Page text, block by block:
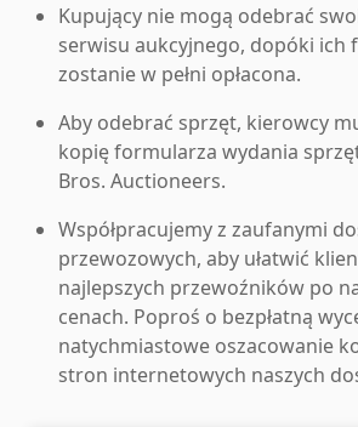
Kupujący nie mogą odebrać
serwisu aukcyjnego, dopóki ich
zostanie w pełni opłacona.
Aby odebrać sprzęt, kierowcy
kopię formularza wydania
Bros. Auctioneers.
Współpracujemy z zaufanymi
przewozowych, aby ułatwić
najlepszych przewoźników po
cenach. Poproś o bezpłatną
natychmiastowe oszacowanie
stron internetowych naszych